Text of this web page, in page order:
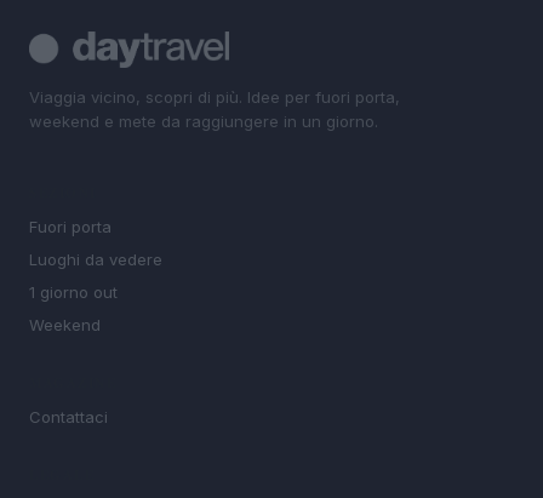
Viaggia vicino, scopri di più. Idee per fuori porta,
weekend e mete da raggiungere in un giorno.
Fuori porta
Luoghi da vedere
1 giorno out
Weekend
Contattaci